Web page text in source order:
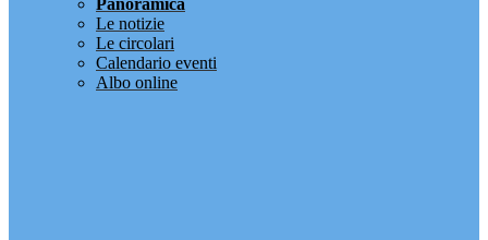
Panoramica
Le notizie
Le circolari
Calendario eventi
Albo online